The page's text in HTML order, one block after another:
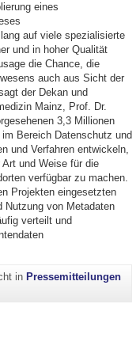
eines
auf viele spezialisierte
und in hoher Qualität
die Chance, die
auch aus Sicht der
der Dekan und
Mainz, Prof. Dr.
3,3 Millionen
Bereich Datenschutz und
und Verfahren entwickeln,
und Weise für die
verfügbar zu machen.
Projekten eingesetzten
Nutzung von Metadaten
verteilt und
in Pressemitteilungen